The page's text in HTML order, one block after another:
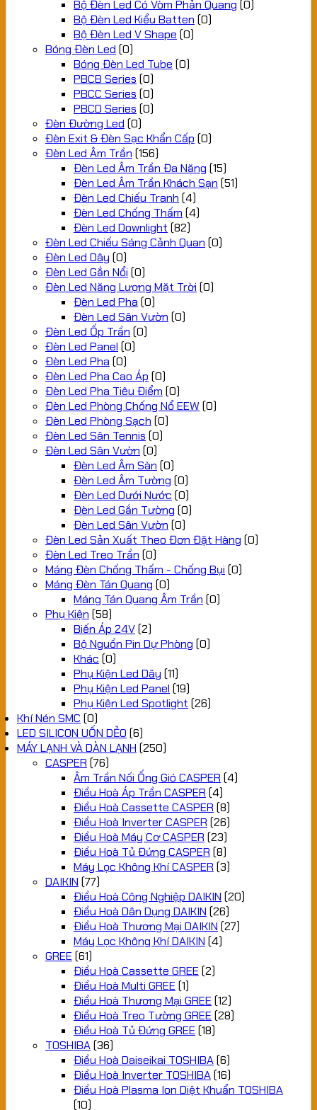
Bộ Đèn Led Có Vòm Phản Quang (0)
Bộ Đèn Led Kiểu Batten (0)
Bộ Đèn Led V Shape (0)
Bóng Đèn Led (0)
Bóng Đèn Led Tube (0)
PBCB Series (0)
PBCC Series (0)
PBCD Series (0)
Đèn Đường Led (0)
Đèn Exit & Đèn Sạc Khẩn Cấp (0)
Đèn Led Âm Trần (156)
Đèn Led Âm Trần Đa Năng (15)
Đèn Led Âm Trần Khách Sạn (51)
Đèn Led Chiếu Tranh (4)
Đèn Led Chống Thấm (4)
Đèn Led Downlight (82)
Đèn Led Chiếu Sáng Cảnh Quan (0)
Đèn Led Dây (0)
Đèn Led Gắn Nổi (0)
Đèn Led Năng Lượng Mặt Trời (0)
Đèn Led Pha (0)
Đèn Led Sân Vườn (0)
Đèn Led Ốp Trần (0)
Đèn Led Panel (0)
Đèn Led Pha (0)
Đèn Led Pha Cao Áp (0)
Đèn Led Pha Tiêu Điểm (0)
Đèn Led Phòng Chống Nổ EEW (0)
Đèn Led Phòng Sạch (0)
Đèn Led Sân Tennis (0)
Đèn Led Sân Vườn (0)
Đèn Led Âm Sàn (0)
Đèn Led Âm Tường (0)
Đèn Led Dưới Nước (0)
Đèn Led Gắn Tường (0)
Đèn Led Sân Vườn (0)
Đèn Led Sản Xuất Theo Đơn Đặt Hàng (0)
Đèn Led Treo Trần (0)
Máng Đèn Chống Thấm - Chống Bụi (0)
Máng Đèn Tán Quang (0)
Máng Tán Quang Âm Trần (0)
Phụ Kiện (58)
Biến Áp 24V(2)
Bộ Nguồn Pin Dự Phòng (0)
Khác (0)
Phụ Kiện Led Dây (11)
Phụ Kiện Led Panel (19)
Phụ Kiện Led Spotlight (26)
Khí Nén SMC (0)
LED SILICON UỐN DẺO (6)
MÁY LẠNH VÀ DÀN LẠNH (250)
CASPER (76)
Âm Trần Nối Ống Gió CASPER (4)
Điều Hoà Áp Trần CASPER (4)
Điều Hoà Cassette CASPER (8)
Điều Hoà Inverter CASPER (26)
Điều Hoà Máy Cơ CASPER (23)
Điều Hoà Tủ Đứng CASPER (8)
Máy Lọc Không Khí CASPER (3)
DAIKIN (77)
Điều Hoà Công Nghiệp DAIKIN (20)
Điều Hoà Dân Dụng DAIKIN (26)
Điều Hoà Thương Mại DAIKIN (27)
Máy Lọc Không Khí DAIKIN (4)
GREE (61)
Điều Hoà Cassette GREE (2)
Điều Hoà Multi GREE (1)
Điều Hoà Thương Mại GREE (12)
Điều Hoà Treo Tường GREE (28)
Điều Hoà Tủ Đứng GREE (18)
TOSHIBA(36)
Điều Hoà Daiseikai TOSHIBA(6)
Điều Hoà Inverter TOSHIBA(16)
Điều Hoà Plasma Ion Diệt Khuẩn TOSHIBA
(10)